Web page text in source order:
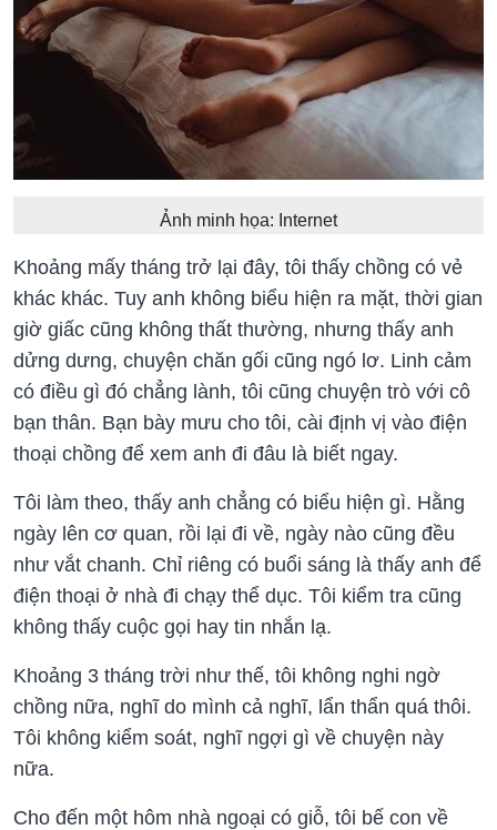
Ảnh minh họa: Internet
Khoảng mấy tháng trở lại đây, tôi thấy chồng có vẻ
khác khác. Tuy anh không biểu hiện ra mặt, thời gian
giờ giấc cũng không thất thường, nhưng thấy anh
dửng dưng, chuyện chăn gối cũng ngó lơ. Linh cảm
có điều gì đó chẳng lành, tôi cũng chuyện trò với cô
bạn thân. Bạn bày mưu cho tôi, cài định vị vào điện
thoại chồng để xem anh đi đâu là biết ngay.
Tôi làm theo, thấy anh chẳng có biểu hiện gì. Hằng
ngày lên cơ quan, rồi lại đi về, ngày nào cũng đều
như vắt chanh. Chỉ riêng có buổi sáng là thấy anh để
điện thoại ở nhà đi chạy thể dục. Tôi kiểm tra cũng
không thấy cuộc gọi hay tin nhắn lạ.
Khoảng 3 tháng trời như thế, tôi không nghi ngờ
chồng nữa, nghĩ do mình cả nghĩ, lẩn thẩn quá thôi.
Tôi không kiểm soát, nghĩ ngợi gì về chuyện này
nữa.
Cho đến một hôm nhà ngoại có giỗ, tôi bế con về